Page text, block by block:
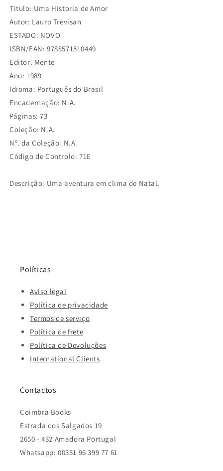
Titulo: Uma Historia de Amor
Autor: Lauro Trevisan
ESTADO: NOVO
ISBN/EAN: 9788571510449
Editor: Mente
Ano: 1989
Idioma: Português do Brasil
Encadernação: N.A.
Páginas: 73
Coleção: N.A.
Nº. da Coleção: N.A.
Código de Controlo: 71E
Descrição: Uma aventura em clima de Natal.
Políticas
Aviso legal
Política de privacidade
Termos de serviço
Política de frete
Política de Devoluções
International Clients
Contactos
Coimbra Books
Estrada dos Salgados 19
2650 - 432 Amadora Portugal
Whatsapp: 00351 96 399 77 61